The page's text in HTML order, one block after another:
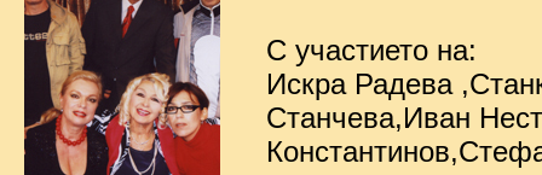
С участието на:
Искра Радева
Станчева,Иван